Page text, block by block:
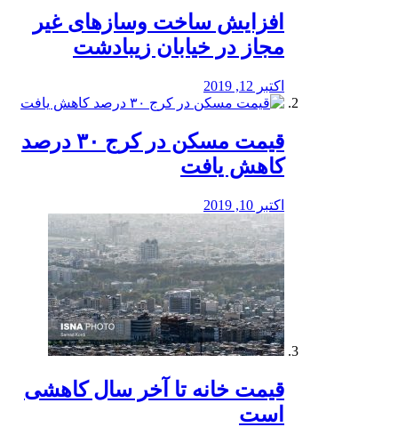
افزایش ساخت وسازهای غیر
مجاز در خیابان زیبادشت
اکتبر 12, 2019
️قیمت مسکن در کرج ۳۰ درصد
کاهش یافت
اکتبر 10, 2019
قیمت خانه تا آخر سال کاهشی
است